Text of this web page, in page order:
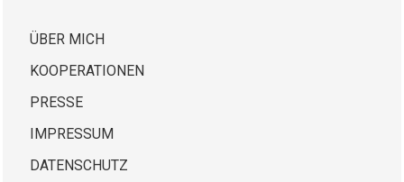
ÜBER MICH
KOOPERATIONEN
PRESSE
IMPRESSUM
DATENSCHUTZ